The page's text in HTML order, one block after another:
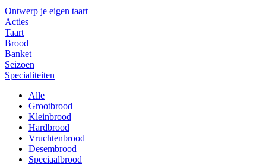
Ontwerp je eigen taart
Acties
Taart
Brood
Banket
Seizoen
Specialiteiten
Alle
Grootbrood
Kleinbrood
Hardbrood
Vruchtenbrood
Desembrood
Speciaalbrood